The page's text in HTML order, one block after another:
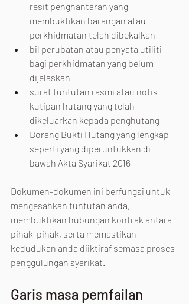
resit penghantaran yang
membuktikan barangan atau
perkhidmatan telah dibekalkan
bil perubatan atau penyata utiliti
bagi perkhidmatan yang belum
dijelaskan
surat tuntutan rasmi atau notis
kutipan hutang yang telah
dikeluarkan kepada penghutang
Borang Bukti Hutang yang lengkap
seperti yang diperuntukkan di
bawah Akta Syarikat 2016
Dokumen-dokumen ini berfungsi untuk
mengesahkan tuntutan anda,
membuktikan hubungan kontrak antara
pihak-pihak, serta memastikan
kedudukan anda diiktiraf semasa proses
penggulungan syarikat.
Garis masa pemfailan